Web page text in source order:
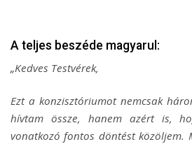
A teljes beszéde magyarul:
„Kedves Testvérek,
Ezt a konzisztóriumot nemcsak
hívtam össze, hanem azért is,
vonatkozó fontos döntést közöljem.